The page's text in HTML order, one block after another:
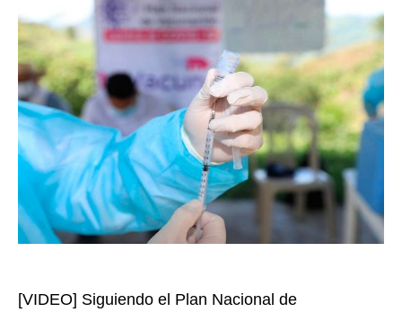
el
19
para
[VIDEO] Siguiendo el Plan Nacional de